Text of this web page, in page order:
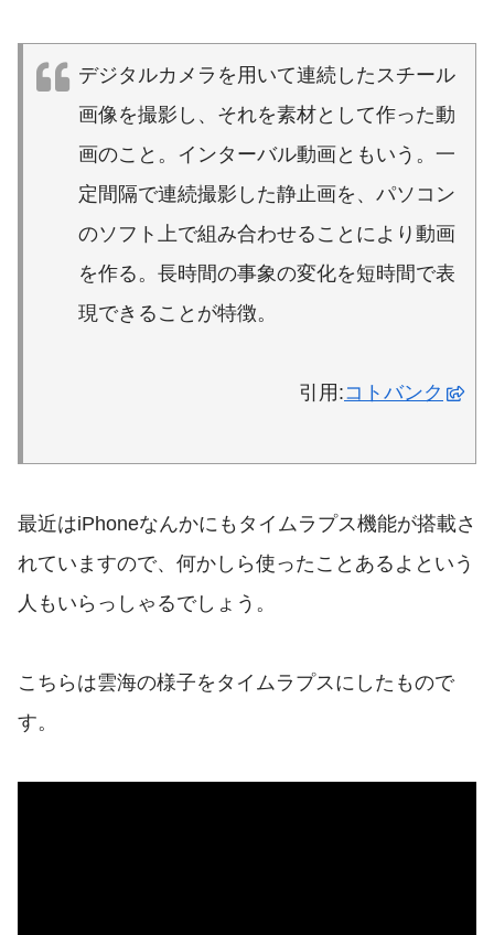
デジタルカメラを用いて連続したスチール
画像を撮影し、それを素材として作った動
画のこと。インターバル動画ともいう。一
定間隔で連続撮影した静止画を、パソコン
のソフト上で組み合わせることにより動画
を作る。長時間の事象の変化を短時間で表
現できることが特徴。
引用:コトバンク
最近はiPhoneなんかにもタイムラプス機能が搭載さ
れていますので、何かしら使ったことあるよという
人もいらっしゃるでしょう。
こちらは雲海の様子をタイムラプスにしたもので
す。